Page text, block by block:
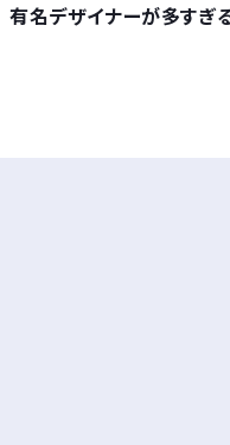
有名デザイナーが多すぎ